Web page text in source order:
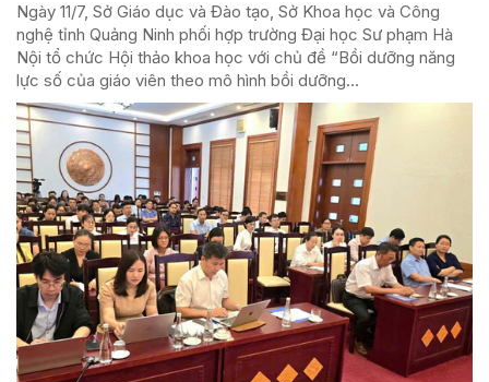
Ngày 11/7, Sở Giáo dục và Đào tạo, Sở Khoa học và Công
nghệ tỉnh Quảng Ninh phối hợp trường Đại học Sư phạm Hà
Nội tổ chức Hội thảo khoa học với chủ đề “Bồi dưỡng năng
lực số của giáo viên theo mô hình bồi dưỡng...